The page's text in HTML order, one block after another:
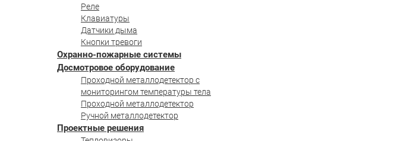
Реле
Клавиатуры
Датчики дыма
Кнопки тревоги
Охранно-пожарные системы
Досмотровое оборудование
Проходной металлодетектор с
мониторингом температуры тела
Проходной металлодетектор
Ручной металлодетектор
Проектные решения